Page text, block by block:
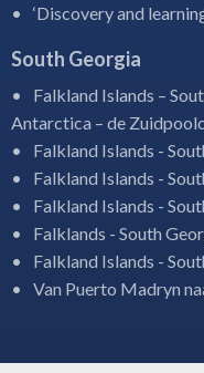
‘Discovery and
South Georgia
Falkland Islands –
Antarctica – de
Falkland Islands -
Falkland Islands -
Falkland Islands -
Falklands - South
Falkland Islands -
Van Puerto Madryn